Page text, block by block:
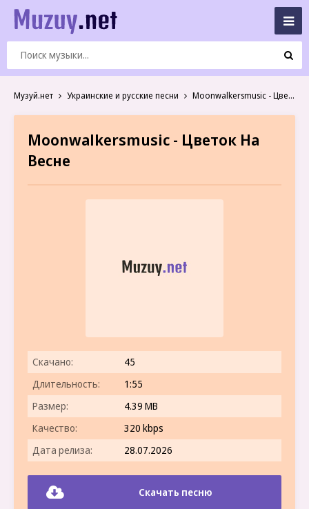
Музуй.нет Украинские и русские песни Moonwalkersmusic - Цветок На Весне
Moonwalkersmusic - Цветок На
Весне
Скачано:
45
Длительность:
1:55
Размер:
4.39 MB
Качество:
320 kbps
Дата релиза:
28.07.2026
Скачать песню